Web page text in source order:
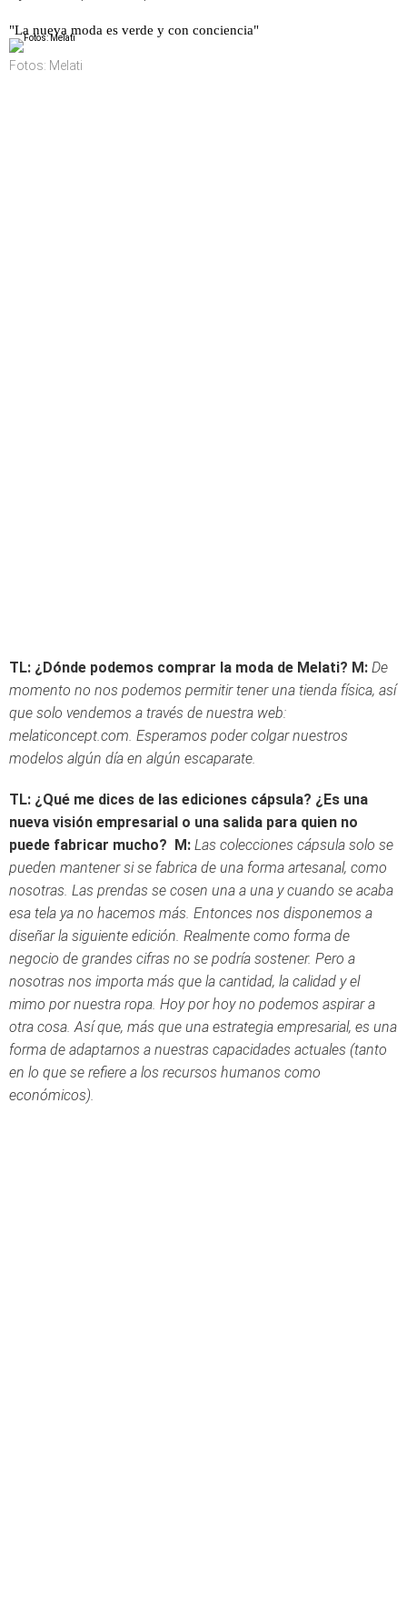
"La nueva moda es verde y con conciencia"
Fotos: Melati
TL: ¿Dónde podemos comprar la moda de Melati? M: De
momento no nos podemos permitir tener una tienda física, así
que solo vendemos a través de nuestra web:
melaticoncept.com. Esperamos poder colgar nuestros
modelos algún día en algún escaparate.
TL: ¿Qué me dices de las ediciones cápsula? ¿Es una
nueva visión empresarial o una salida para quien no
puede fabricar mucho? M: Las colecciones cápsula solo se
pueden mantener si se fabrica de una forma artesanal, como
nosotras. Las prendas se cosen una a una y cuando se acaba
esa tela ya no hacemos más. Entonces nos disponemos a
diseñar la siguiente edición. Realmente como forma de
negocio de grandes cifras no se podría sostener. Pero a
nosotras nos importa más que la cantidad, la calidad y el
mimo por nuestra ropa. Hoy por hoy no podemos aspirar a
otra cosa. Así que, más que una estrategia empresarial, es una
forma de adaptarnos a nuestras capacidades actuales (tanto
en lo que se refiere a los recursos humanos como
económicos).